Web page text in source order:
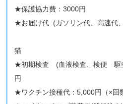
★保護協力費：3000円
★お届け代 (ガソリン代、高速代
猫
★初期検査 (血液検査、検便 駆
円
★ワクチン接種代：5,000円（×回